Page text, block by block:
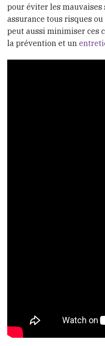
pour éviter les mauvaises
assurance tous risques
peut aussi minimiser ces
la prévention et un